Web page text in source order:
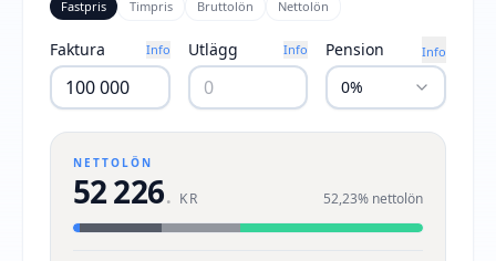
Fastpris Timpris Bruttolön Nettolön
Faktura Info Utlägg Info Pension Info
0%
NETTOLÖN
52 226. KR 52,23% nettolön